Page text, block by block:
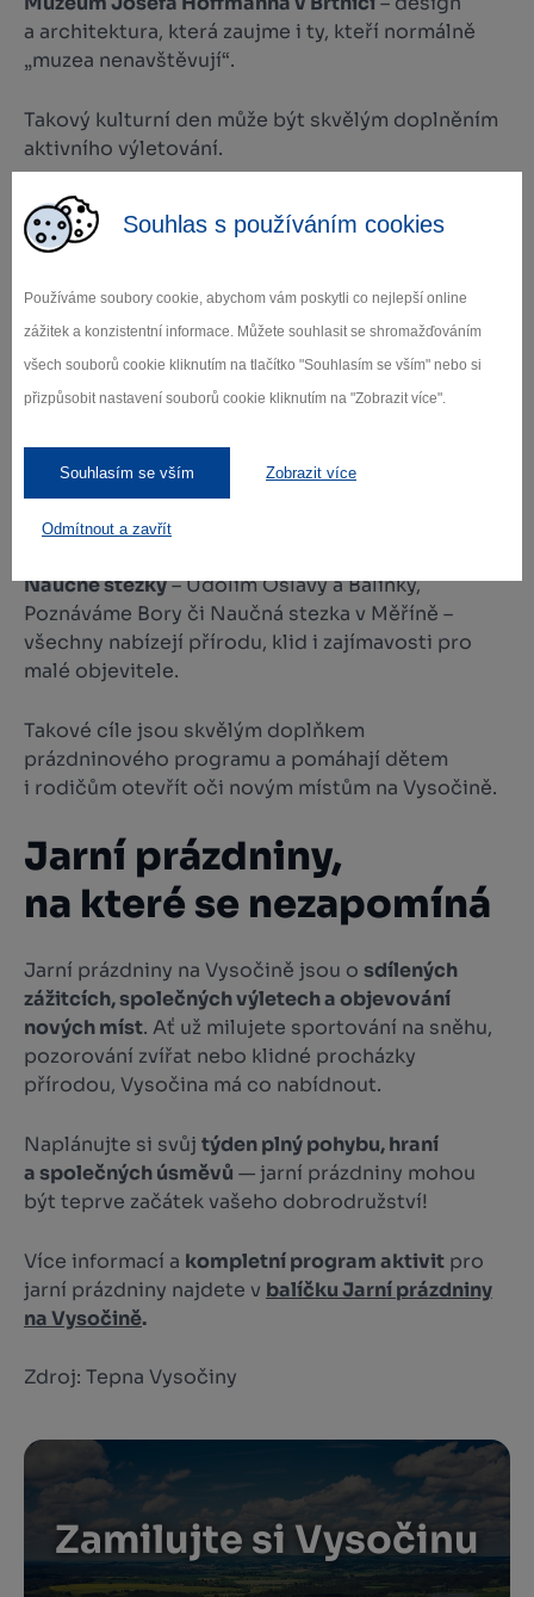
Souhlas s používáním cookies
Používáme soubory cookie, abychom vám poskytli co nejlepší online
zážitek a konzistentní informace. Můžete souhlasit se shromažďováním
všech souborů cookie kliknutím na tlačítko "Souhlasím se vším" nebo si
přizpůsobit nastavení souborů cookie kliknutím na "Zobrazit více".
Souhlasím se vším Zobrazit více
Odmítnout a zavřít
a architektura, která zaujme i ty, kteří normálně
„muzea nenavštěvují“.
Takový kulturní den může být skvělým doplněním
aktivního výletování.
Krátké výlety, které baví
celou rodinu
Vysočina nabízí přírodu přímo za humny – ideální
cíl pro nenáročné výlety:
Zřícenina hradu Rokštejn– kouzelné místo
Rozhledna na Fajtově kopci
s panoramatickým výhledem.
Naučné stezky– Údolím Oslavy a Balinky,
Poznáváme Bory či Naučná stezka v Měříně –
všechny nabízejí přírodu, klid i zajímavosti pro
malé objevitele.
Takové cíle jsou skvělým doplňkem
prázdninového programu a pomáhají dětem
i rodičům otevřít oči novým místům na Vysočině.
Jarní prázdniny,
na které se nezapomíná
Jarní prázdniny na Vysočině jsou o sdílených
zážitcích, společných výletech a objevování
nových míst. Ať už milujete sportování na sněhu,
pozorování zvířat nebo klidné procházky
přírodou, Vysočina má co nabídnout.
Naplánujte si svůj týden plný pohybu, hraní
a společných úsměvů — jarní prázdniny mohou
být teprve začátek vašeho dobrodružství!
Více informací a kompletní program aktivit pro
jarní prázdniny najdete v balíčku Jarní prázdniny
na Vysočině.
Zdroj: Tepna Vysočiny
Zamilujte si Vysočinu